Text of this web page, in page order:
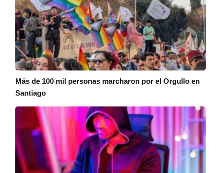
Más de 100 mil personas marcharon por el Orgullo en
Santiago